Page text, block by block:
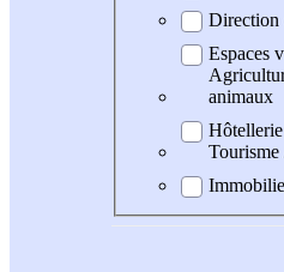
Direction
Espaces
animaux